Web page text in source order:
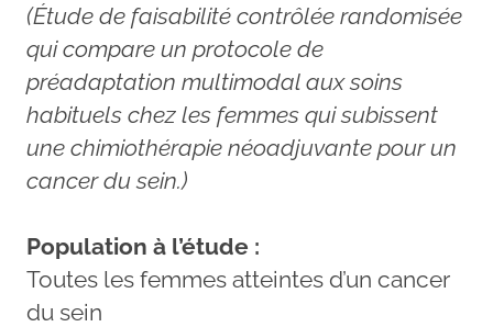
(Étude de faisabilité contrôlée randomisée
qui compare un protocole de
préadaptation multimodal aux soins
habituels chez les femmes qui subissent
une chimiothérapie néoadjuvante pour un
cancer du sein.)
Population à l’étude :
Toutes les femmes atteintes d’un cancer
du sein